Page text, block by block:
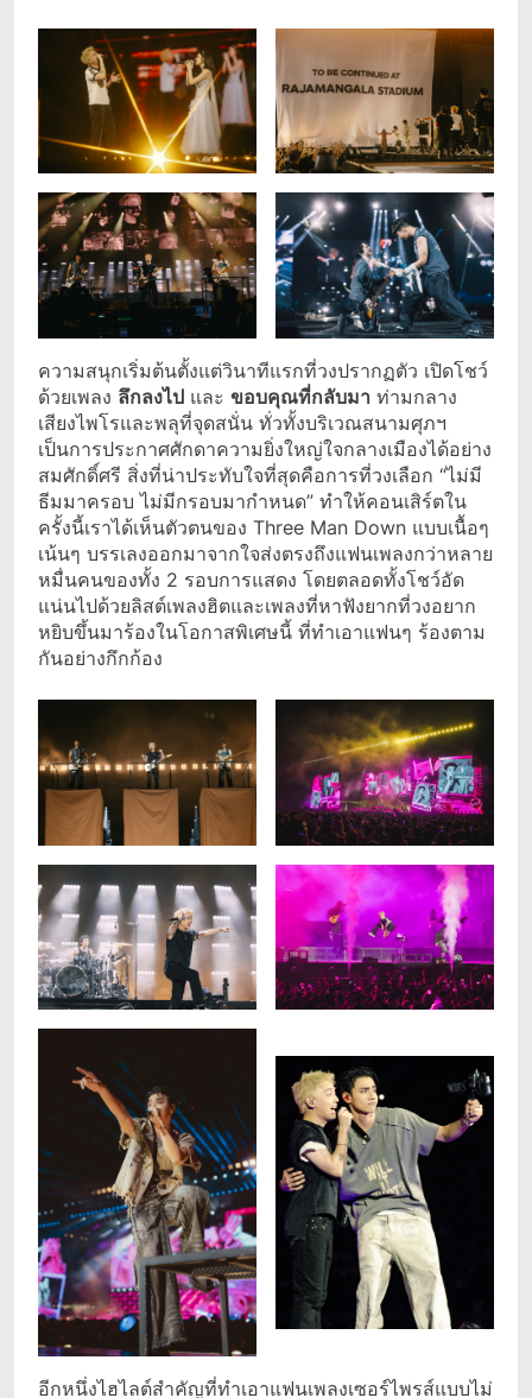
ความสนุกเริ่มต้นตั้งแต่วินาทีแรกที่วงปรากฏตัว เปิดโชว์
ด้วยเพลง ลึกลงไป และ ขอบคุณที่กลับมา ท่ามกลาง
เสียงไพโรและพลุที่จุดสนั่น ทั่วทั้งบริเวณสนามศุภฯ
เป็นการประกาศศักดาความยิ่งใหญ่ใจกลางเมืองได้อย่าง
สมศักดิ์ศรี สิ่งที่น่าประทับใจที่สุดคือการที่วงเลือก “ไม่มี
ธีมมาครอบ ไม่มีกรอบมากำหนด” ทำให้คอนเสิร์ตใน
ครั้งนี้เราได้เห็นตัวตนของ Three Man Down แบบเนื้อๆ
เน้นๆ บรรเลงออกมาจากใจส่งตรงถึงแฟนเพลงกว่าหลาย
หมื่นคนของทั้ง 2 รอบการแสดง โดยตลอดทั้งโชว์อัด
แน่นไปด้วยลิสต์เพลงฮิตและเพลงที่หาฟังยากที่วงอยาก
หยิบขึ้นมาร้องในโอกาสพิเศษนี้ ที่ทำเอาแฟนๆ ร้องตาม
กันอย่างกึกก้อง
อีกหนึ่งไฮไลต์สำคัญที่ทำเอาแฟนเพลงเซอร์ไพรส์แบบไม่